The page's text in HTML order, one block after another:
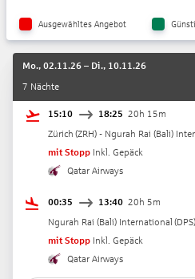
Ausgewähltes Angebot
Mo., 02.11.26 – Di., 10.11.26
7 Nächte
15:10 18:25 20h 15m
Zürich (ZRH) - Ngurah Rai (Bali)
mit Stopp Inkl. Gepäck
Qatar Airways
00:35 13:40 20h 5m
Ngurah Rai (Bali) International (DPS
mit Stopp Inkl. Gepäck
Qatar Airways